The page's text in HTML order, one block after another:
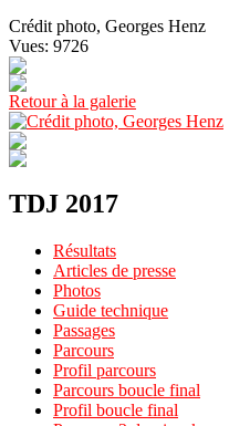
Crédit photo, Georges Henz
Vues: 9726
Retour à la galerie
TDJ 2017
Résultats
Articles de presse
Photos
Guide technique
Passages
Parcours
Profil parcours
Parcours boucle final
Profil boucle final